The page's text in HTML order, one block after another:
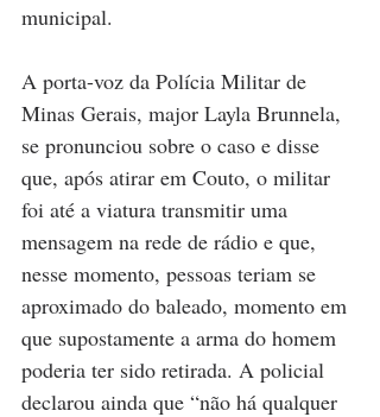
municipal.
A porta-voz da Polícia Militar de
Minas Gerais, major Layla Brunnela,
se pronunciou sobre o caso e disse
que, após atirar em Couto, o militar
foi até a viatura transmitir uma
mensagem na rede de rádio e que,
nesse momento, pessoas teriam se
aproximado do baleado, momento em
que supostamente a arma do homem
poderia ter sido retirada. A policial
declarou ainda que “não há qualquer